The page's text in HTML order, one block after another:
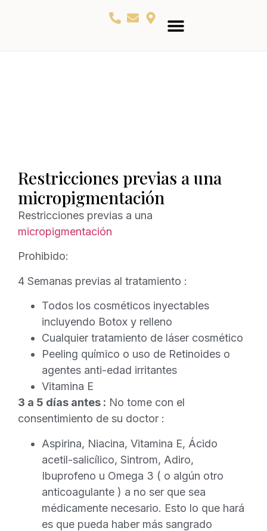
Restricciones previas a una
micropigmentación
Restricciones previas a una
micropigmentación
Prohibido:
4 Semanas previas al tratamiento :
Todos los cosméticos inyectables
incluyendo Botox y relleno
Cualquier tratamiento de láser cosmético
Peeling químico o uso de Retinoides o
agentes anti-edad irritantes
Vitamina E
3 a 5 días antes : No tome con el
consentimiento de su doctor :
Aspirina, Niacina, Vitamina E, Ácido
acetil-salicílico, Sintrom, Adiro,
Ibuprofeno u Omega 3 ( o algún otro
anticoagulante ) a no ser que sea
médicamente necesario. Esto lo que hará
es que pueda haber más sangrado